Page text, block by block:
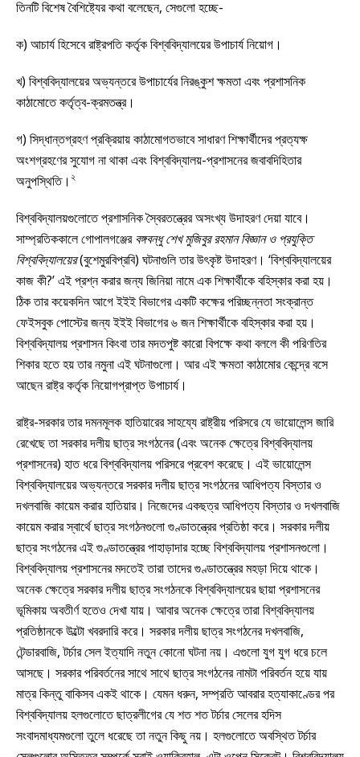
তিনটি বিশেষ বৈশিষ্ট্যের কথা বলেছেন, সেগুলো হচ্ছে-
ক) আচার্য হিসেবে রাষ্ট্রপতি কর্তৃক বিশ্ববিদ্যালয়ের উপাচার্য নিয়োগ।
খ) বিশ্ববিদ্যালয়ের অভ্যন্তরে উপাচার্যের নিরঙ্কুশ ক্ষমতা এবং প্রশাসনিক
কাঠামোতে কর্তৃত্ব-ক্রমতন্ত্র।
গ) সিদ্ধান্তগ্রহণ প্রক্রিয়ায় কাঠামোগতভাবে সাধারণ শিক্ষার্থীদের প্রত্যক্ষ
অংশগ্রহণের সুযোগ না থাকা এবং বিশ্ববিদ্যালয়-প্রশাসনের জবাবদিহিতার
অনুপস্থিতি। ২
বিশ্ববিদ্যালয়গুলোতে প্রশাসনিক স্বৈরতন্ত্রের অসংখ্য উদাহরণ দেয়া যাবে।
সাম্প্রতিককালে গোপালগঞ্জেরবঙ্গবন্ধু শেখ মুজিবুর রহমান বিজ্ঞান ও প্রযুক্তি
বিশ্ববিদ্যালয়ের(বুশেমুরবিপ্রবি) ঘটনাগুলি তার উৎকৃষ্ট উদাহরণ। ‘বিশ্ববিদ্যালয়ের
কাজ কী?’ এই প্রশ্ন করার জন্য জিনিয়া নামে এক শিক্ষার্থীকে বহিস্কার করা হয়।
ঠিক তার কয়েকদিন আগে ইইই বিভাগের একটি কক্ষের পরিচ্ছন্নতা সংক্রান্ত
ফেইসবুক পোস্টের জন্য ইইই বিভাগের ৬ জন শিক্ষার্থীকে বহিস্কার করা হয়।
বিশ্ববিদ্যালয় প্রশাসন কিংবা তার মদতপুষ্ট কারো বিপক্ষে কথা বললে কী পরিণতির
শিকার হতে হয় তার নমুনা এই ঘটনাগুলো। আর এই ক্ষমতা কাঠামোর কেন্দ্রে বসে
আছেন রাষ্ট্র কর্তৃক নিয়োগপ্রাপ্ত উপাচার্য।
রাষ্ট্র-সরকার তার দমনমূলক হাতিয়ারের সাহয্যে রাষ্ট্রীয় পরিসরে যে ভায়োলেন্স জারি
রেখেছে তা সরকার দলীয় ছাত্র সংগঠনের (এবং অনেক ক্ষেত্রে বিশ্ববিদ্যালয়
প্রশাসনের) হাত ধরে বিশ্ববিদ্যালয় পরিসরে প্রবেশ করেছে। এই ভায়োলেন্স
বিশ্ববিদ্যালয়ের অভ্যন্তরে সরকার দলীয় ছাত্র সংগঠনের আধিপত্য বিস্তার ও
দখলবাজি কায়েম করার হাতিয়ার। নিজেদের একছত্র আধিপত্য বিস্তার ও দখলবাজি
কায়েম করার স্বার্থে ছাত্র সংগঠনগুলো গুণ্ডাতন্ত্রের প্রতিষ্ঠা করে। সরকার দলীয়
ছাত্র সংগঠনের এই গুণ্ডাতন্ত্রের পাহাড়াদার হচ্ছে বিশ্ববিদ্যালয় প্রশাসনগুলো।
বিশ্ববিদ্যালয় প্রশাসনের মদতেই তারা তাদের গুণ্ডাতন্ত্রের মহড়া দিয়ে থাকে।
অনেক ক্ষেত্রে সরকার দলীয় ছাত্র সংগঠনকে বিশ্ববিদ্যালয়ের ছায়া প্রশাসনের
ভূমিকায় অবতীর্ণ হতেও দেখা যায়। আবার অনেক ক্ষেত্রে তারা বিশ্ববিদ্যালয়
প্রতিষ্ঠানকে উল্টো খবরদারি করে। সরকার দলীয় ছাত্র সংগঠনের দখলবাজি,
টেন্ডারবাজি, টর্চার সেল ইত্যাদি নতুন কোনো ঘটনা নয়। এগুলো যুগ যুগ ধরে চলে
আসছে। সরকার পরিবর্তনের সাথে সাথে ছাত্র সংগঠনের নামটা পরিবর্তন হয়ে যায়
মাত্র কিন্তু বাকিসব একই থাকে। যেমন ধরুন, সম্প্রতি আবরার হত্যাকাণ্ডের পর
বিশ্ববিদ্যালয় হলগুলোতে ছাত্রলীগের যে শত শত টর্চার সেলের হদিস
সংবাদমাধ্যমগুলো তুলে ধরেছে তা নতুন কিছু নয়। হলগুলোতে অবস্থিত টর্চার